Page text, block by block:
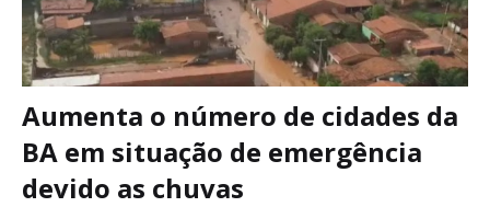
Aumenta o número de cidades da
BA em situação de emergência
devido as chuvas